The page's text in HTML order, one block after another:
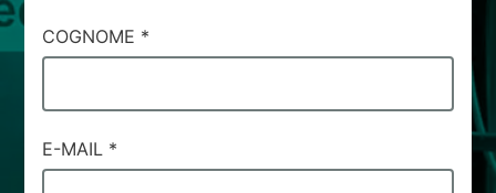
COGNOME *
E-MAIL *